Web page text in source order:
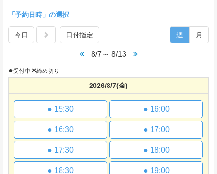
「予約日時」の選択
今日 日付指定
8/7～ 8/13
週 月
●受付中 ×締め切り
2026/8/7(金)
● 15:30 ● 16:00
● 16:30 ● 17:00
● 17:30 ● 18:00
● 18:30 ● 19:00